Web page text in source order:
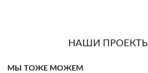
НАШИ ПРОЕКТЫ
МЫ ТОЖЕ МОЖЕМ